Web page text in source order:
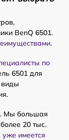
BenQ 6501.
.
по
6501 для
виды
Мы большая
20 тыс.
уже имеется